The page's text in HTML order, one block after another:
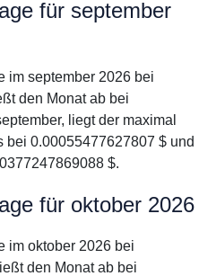
für september
im september 2026 bei
den Monat ab bei
liegt der maximal
bei 0.00055477627807 $ und
$.
für oktober 2026
im oktober 2026 bei
den Monat ab bei